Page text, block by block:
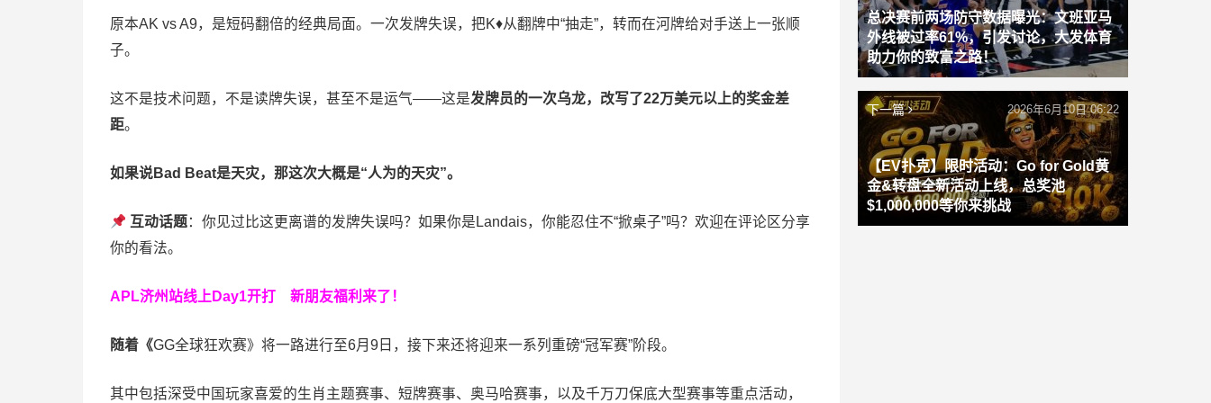
原本AK vs A9，是短码翻倍的经典局面。一次发牌失误，把K♦从翻牌中“抽走”，转而在河牌给对手送上一张顺
子。
这不是技术问题，不是读牌失误，甚至不是运气——这是发牌员的一次乌龙，改写了22万美元以上的奖金差
距。
如果说Bad Beat是天灾，那这次大概是“人为的天灾”。
互动话题：你见过比这更离谱的发牌失误吗？如果你是Landais，你能忍住不“掀桌子”吗？欢迎在评论区分享
你的看法。
APL济州站线上Day1开打 新朋友福利来了！
随着《GG全球狂欢赛》将一路进行至6月9日，接下来还将迎来一系列重磅“冠军赛”阶段。
其中包括深受中国玩家喜爱的生肖主题赛事、短牌赛事、奥马哈赛事，以及千万刀保底大型赛事等重点活动，
总决赛前两场防守数据曝光：文班亚马
外线被过率61%，引发讨论，大发体育
助力你的致富之路！
下一篇
【EV扑克】限时活动：Go for Gold黄
金&转盘全新活动上线，总奖池
$1,000,000等你来挑战
2026年6月10日 06:22